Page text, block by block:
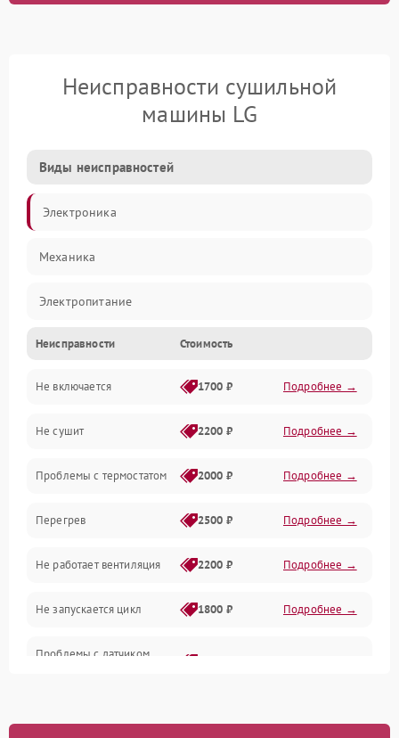
Неисправности сушильной
машины LG
Виды неисправностей
Электроника
Механика
Электропитание
Нагрев
Механические повреждения
Оптика
Программное обеспечение
Датчики
Безопасность
Неисправности Стоимость
Не включается 1700 ₽ Подробнее →
Не сушит 2200 ₽ Подробнее →
Проблемы с термостатом 2000 ₽ Подробнее →
Перегрев 2500 ₽ Подробнее →
Не работает вентиляция 2200 ₽ Подробнее →
Не запускается цикл 1800 ₽ Подробнее →
Проблемы с датчиком